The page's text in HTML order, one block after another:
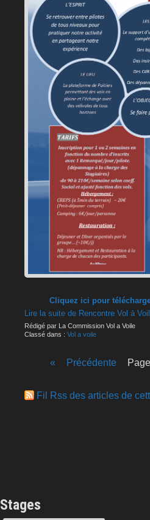
Cliquez ici pour
Lire la suite de Rencontre Vol à
Rédigé par La Commission Vol a Voile
Classé dans : Vol a voile
« précédente
Fil Rss des articles de
Stages